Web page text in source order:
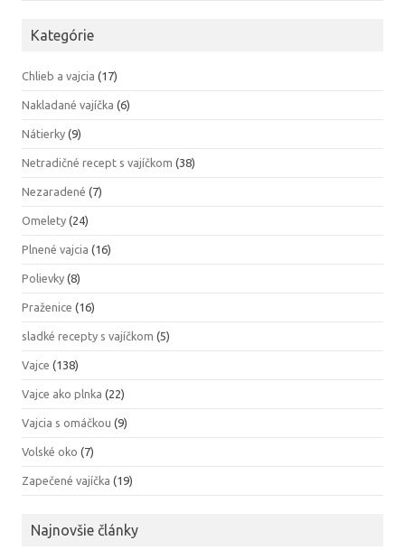
Kategórie
Chlieb a vajcia (17)
Nakladané vajíčka (6)
Nátierky (9)
Netradičné recept s vajíčkom (38)
Nezaradené (7)
Omelety (24)
Plnené vajcia (16)
Polievky (8)
Praženice (16)
sladké recepty s vajíčkom (5)
Vajce (138)
Vajce ako plnka (22)
Vajcia s omáčkou (9)
Volské oko (7)
Zapečené vajíčka (19)
Najnovšie články